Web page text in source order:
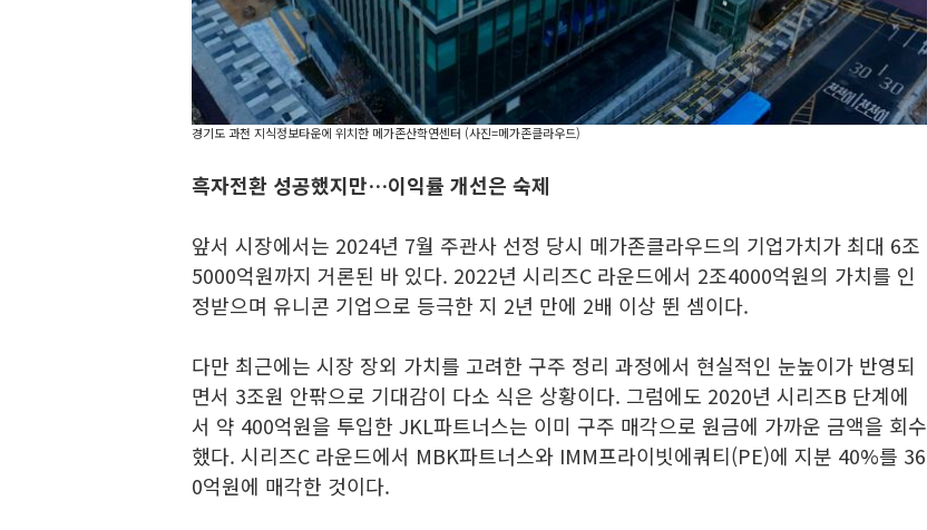
경기도 과천 지식정보타운에 위치한 메가존산학연센터 (사진=메가존클라우드)
흑자전환 성공했지만…이익률 개선은 숙제
앞서 시장에서는 2024년 7월 주관사 선정 당시 메가존클라우드의 기업가치가 최대 6조
5000억원까지 거론된 바 있다. 2022년 시리즈C 라운드에서 2조4000억원의 가치를 인
정받으며 유니콘 기업으로 등극한 지 2년 만에 2배 이상 뛴 셈이다.
다만 최근에는 시장 장외 가치를 고려한 구주 정리 과정에서 현실적인 눈높이가 반영되
면서 3조원 안팎으로 기대감이 다소 식은 상황이다. 그럼에도 2020년 시리즈B 단계에
서 약 400억원을 투입한 JKL파트너스는 이미 구주 매각으로 원금에 가까운 금액을 회수
했다. 시리즈C 라운드에서 MBK파트너스와 IMM프라이빗에쿼티(PE)에 지분 40%를 36
0억원에 매각한 것이다.